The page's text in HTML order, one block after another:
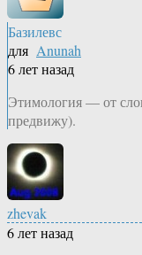
Базилевс
для Anunah
6 лет назад
Этимология — от
предвижу).
zhevak
6 лет назад